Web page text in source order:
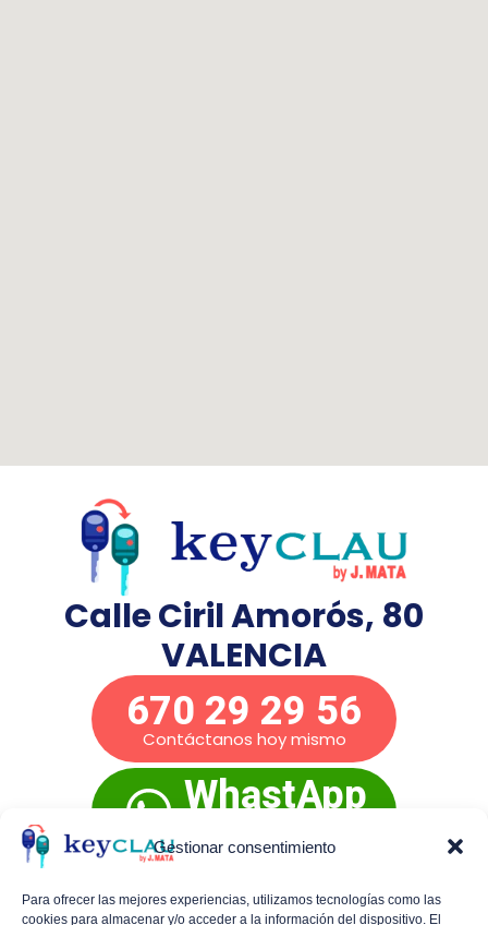
Gestionar consentimiento
Para ofrecer las mejores experiencias, utilizamos tecnologías como las
cookies para almacenar y/o acceder a la información del dispositivo. El
Calle Ciril Amorós, 80
VALENCIA
670 29 29 56
Contáctanos hoy mismo
WhastApp
inmediato